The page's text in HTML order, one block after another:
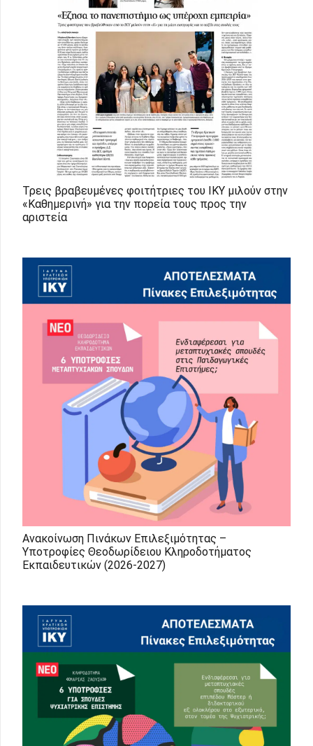
Τρεις βραβευμένες φοιτήτριες του ΙΚΥ μιλούν στην
«Καθημερινή» για την πορεία τους προς την
αριστεία
Ανακοίνωση Πινάκων Επιλεξιμότητας –
Υποτροφίες Θεοδωρίδειου Κληροδοτήματος
Εκπαιδευτικών (2026-2027)